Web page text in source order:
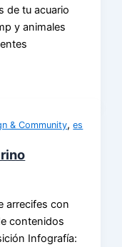
de tu acuario
y animales
& Community,es
arrecifes con
contenidos
Infografía: